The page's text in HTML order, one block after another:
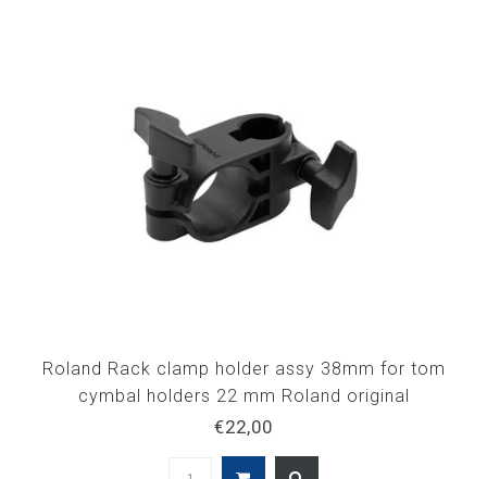
Roland Rack clamp holder assy 38mm for tom
cymbal holders 22 mm Roland original
€22,00